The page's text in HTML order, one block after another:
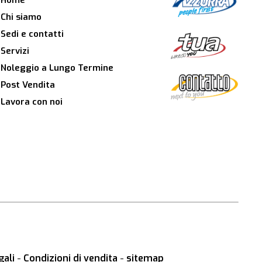
Chi siamo
Sedi e contatti
Servizi
Noleggio a Lungo Termine
Post Vendita
Lavora con noi
- Condizioni di vendita - sitemap